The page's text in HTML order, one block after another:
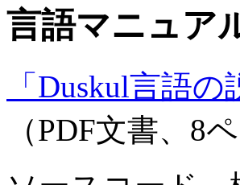
言語マニュア
「Duskul言語の
（PDF文書、8